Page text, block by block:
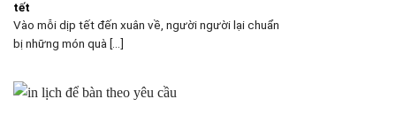
tết
Vào mỗi dịp tết đến xuân về, người người lại chuẩn
bị những món quà [...]